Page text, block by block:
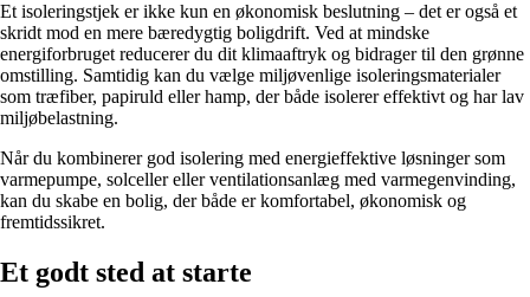
Et isoleringstjek er ikke kun en økonomisk beslutning – det er også et
skridt mod en mere bæredygtig boligdrift. Ved at mindske
energiforbruget reducerer du dit klimaaftryk og bidrager til den grønne
omstilling. Samtidig kan du vælge miljøvenlige isoleringsmaterialer
som træfiber, papiruld eller hamp, der både isolerer effektivt og har lav
miljøbelastning.
Når du kombinerer god isolering med energieffektive løsninger som
varmepumpe, solceller eller ventilationsanlæg med varmegenvinding,
kan du skabe en bolig, der både er komfortabel, økonomisk og
fremtidssikret.
Et godt sted at starte